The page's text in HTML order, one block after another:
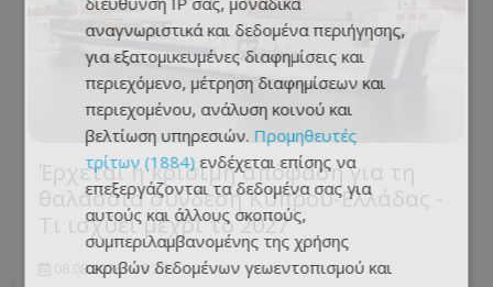
Έρχεται η κρίσιμη απόφαση για τη
θαλάσσια σύνδεση Κύπρου-Ελλάδας -
Τι ισχύει μέχρι το 2027
08.08.2026 - 15:35
αναγνωριστικά και δεδομένα περιήγησης,
για εξατομικευμένες διαφημίσεις και
περιεχόμενο, μέτρηση διαφημίσεων και
περιεχομένου, ανάλυση κοινού και
βελτίωση υπηρεσιών. Προμηθευτές
τρίτων (1884) ενδέχεται επίσης να
επεξεργάζονται τα δεδομένα σας για
αυτούς και άλλους σκοπούς,
συμπεριλαμβανομένης της χρήσης
ακριβών δεδομένων γεωεντοπισμού και